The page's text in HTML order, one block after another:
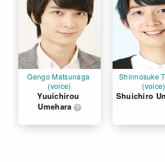
Gengo Matsunaga
(voice)
Yuuichirou
Umehara
Shinnosuke
(voice)
Shuichiro